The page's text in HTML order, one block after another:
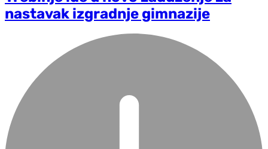
nastavak izgradnje gimnazije